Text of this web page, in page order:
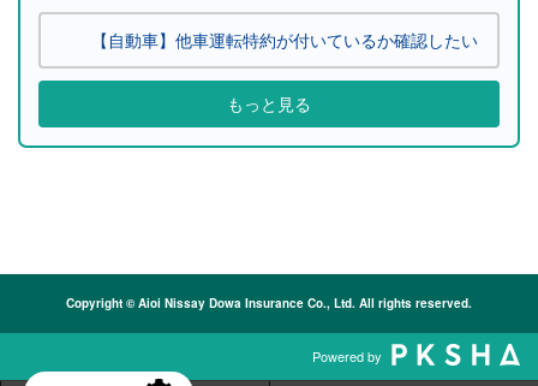
【自動車】他車運転特約が付いているか確認したい
もっと見る
Copyright © Aioi Nissay Dowa Insurance Co., Ltd. All rights reserved.
Powered by